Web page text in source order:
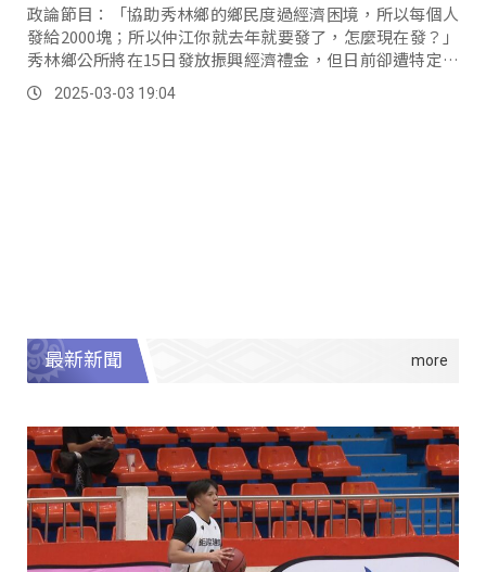
政論節目：「協助秀林鄉的鄉民度過經濟困境，所以每個人
發給2000塊；所以仲江你就去年就要發了，怎麼現在發？」
秀林鄉公所將在15日發放振興經濟禮金，但日前卻遭特定政
論節目指稱鄉公所的振興禮金發放有綁樁反罷免的嫌疑；為
此鄉長王玫瑰3日一早特地舉行澄清記者會，她表示去年就跟
2025-03-03 19:04
最新新聞